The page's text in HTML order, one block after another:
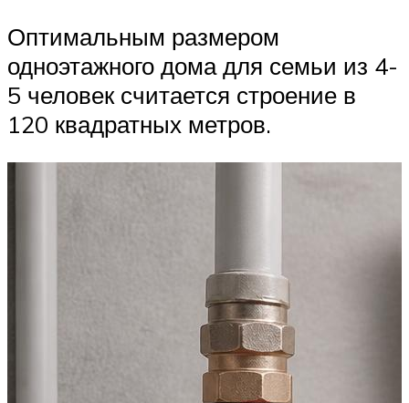
Оптимальным размером
одноэтажного дома для семьи из 4-
5 человек считается строение в
120 квадратных метров.